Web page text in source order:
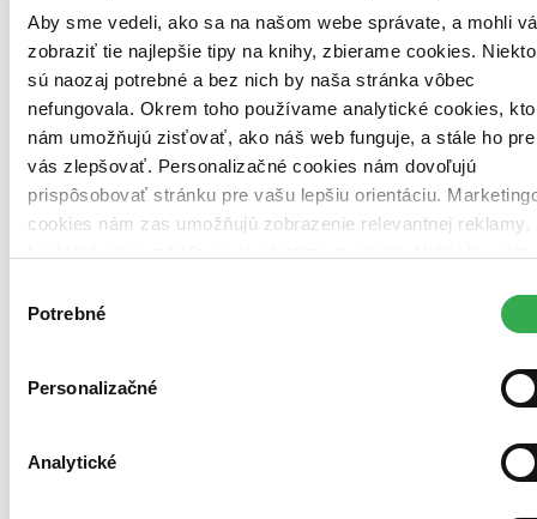
Aby sme vedeli, ako sa na našom webe správate, a mohli
zobraziť tie najlepšie tipy na knihy, zbierame cookies.
sú naozaj potrebné a bez nich by naša stránka vôbec
nefungovala. Okrem toho používame analytické cookies,
nám umožňujú zisťovať, ako náš web funguje, a stále ho pre
vás zlepšovať. Personalizačné cookies nám dovoľujú
prispôsobovať stránku pre vašu lepšiu orientáciu.
cookies nám zas umožňujú zobrazenie relevantnej reklamy.
Ďakujeme!
súhlasu
Potrebné
Personalizačné
Analytické
Brožovaná väzba
Angličtina, 2023
Do 6 – 7 dní
vám ho vieme zabezpečiť a odoslať do 6 – 7 dní. A
Vložiť do košíka